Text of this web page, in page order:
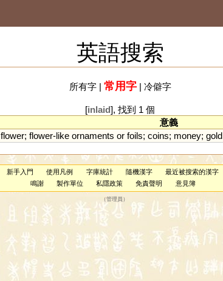
英語搜索
所有字| 常用字| 冷僻字
[inlaid], 找到 1 個
意義
flower; flower-like ornaments or foils; coins; money; gold
新手入門 使用凡例 字庫統計 隨機漢字
最近被搜索的漢字
鳴謝
製作單位 私隱政策 免責聲明 意見簿
（管理員 ）